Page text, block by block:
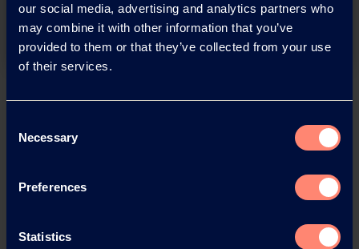
our social media, advertising and analytics partners who
may combine it with other information that you’ve
provided to them or that they’ve collected from your use
of their services.
Selection
Necessary
Preferences
Statistics
Contact
News Archive